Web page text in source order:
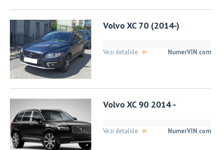
Volvo XC 70 (2014-)
NumerVIN.com
Vezi detaliile
Volvo XC 90 2014 -
NumerVIN.com
Vezi detaliile